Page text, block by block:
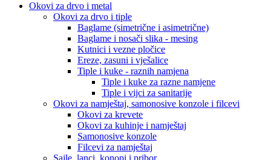
Okovi za drvo i metal
Okovi za drvo i tiple
Baglame (simetrične i asimetrične)
Baglame i nosači slika - mesing
Kutnici i vezne pločice
Ereze, zasuni i vješalice
Tiple i kuke - raznih namjena
Tiple i kuke za razne namjene
Tiple i vijci za sanitarije
Okovi za namještaj, samonosive konzole i filcevi
Okovi za krevete
Okovi za kuhinje i namještaj
Samonosive konzole
Filcevi za namještaj